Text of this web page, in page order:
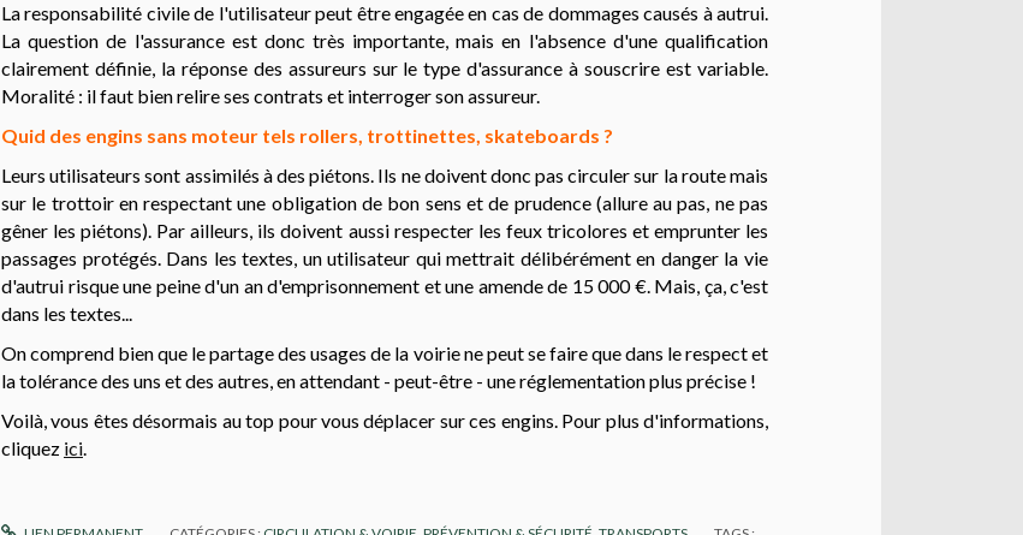
La responsabilité civile de l'utilisateur peut être engagée en cas de dommages causés à autrui.
La question de l'assurance est donc très importante, mais en l'absence d'une qualification
clairement définie, la réponse des assureurs sur le type d'assurance à souscrire est variable.
Moralité : il faut bien relire ses contrats et interroger son assureur.
Quid des engins sans moteur tels rollers, trottinettes, skateboards ?
Leurs utilisateurs sont assimilés à des piétons. Ils ne doivent donc pas circuler sur la route mais
sur le trottoir en respectant une obligation de bon sens et de prudence (allure au pas, ne pas
gêner les piétons). Par ailleurs, ils doivent aussi respecter les feux tricolores et emprunter les
passages protégés. Dans les textes, un utilisateur qui mettrait délibérément en danger la vie
d'autrui risque une peine d'un an d'emprisonnement et une amende de 15 000 €. Mais, ça, c'est
dans les textes...
On comprend bien que le partage des usages de la voirie ne peut se faire que dans le respect et
la tolérance des uns et des autres, en attendant - peut-être - une réglementation plus précise !
Voilà, vous êtes désormais au top pour vous déplacer sur ces engins. Pour plus d'informations,
cliquez ici.